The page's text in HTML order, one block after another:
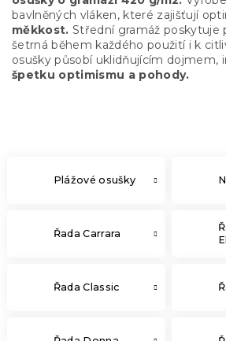
bavlněných vláken, které zajišťují
měkkost. Střední gramáž poskytuje
šetrná během každého použití i k
osušky působí uklidňujícím dojmem,
špetku optimismu a pohody.
Plážové osušky
Řada Carrara
Řada Classic